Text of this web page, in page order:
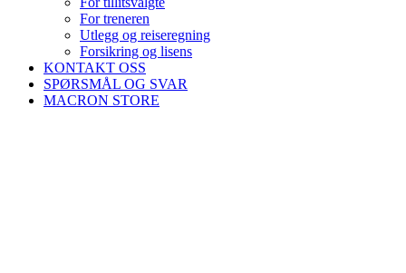
For treneren
Utlegg og reiseregning
Forsikring og lisens
KONTAKT OSS
SPØRSMÅL OG SVAR
MACRON STORE